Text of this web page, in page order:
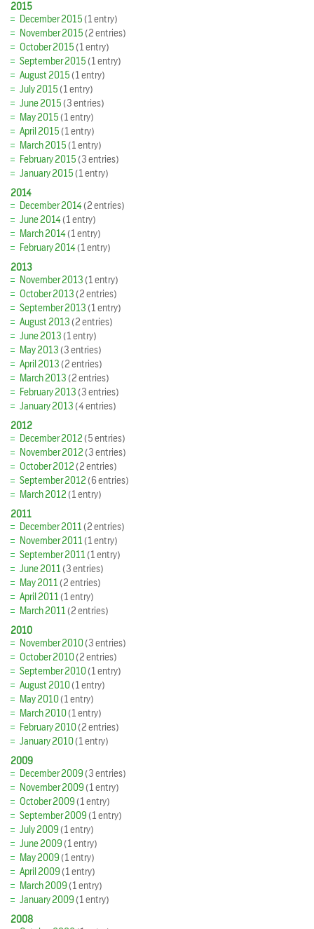
2015
December 2015(1 entry)
November 2015(2 entries)
October 2015(1 entry)
September 2015(1 entry)
August 2015(1 entry)
July 2015(1 entry)
June 2015(3 entries)
May 2015(1 entry)
April 2015(1 entry)
March 2015(1 entry)
February 2015(3 entries)
January 2015(1 entry)
2014
December 2014(2 entries)
June 2014(1 entry)
March 2014(1 entry)
February 2014(1 entry)
2013
November 2013(1 entry)
October 2013(2 entries)
September 2013(1 entry)
August 2013(2 entries)
June 2013(1 entry)
May 2013(3 entries)
April 2013(2 entries)
March 2013(2 entries)
February 2013(3 entries)
January 2013(4 entries)
2012
December 2012(5 entries)
November 2012(3 entries)
October 2012(2 entries)
September 2012(6 entries)
March 2012(1 entry)
2011
December 2011(2 entries)
November 2011(1 entry)
September 2011(1 entry)
June 2011(3 entries)
May 2011(2 entries)
April 2011(1 entry)
March 2011(2 entries)
2010
November 2010(3 entries)
October 2010(2 entries)
September 2010(1 entry)
August 2010(1 entry)
May 2010(1 entry)
March 2010(1 entry)
February 2010(2 entries)
January 2010(1 entry)
2009
December 2009(3 entries)
November 2009(1 entry)
October 2009(1 entry)
September 2009(1 entry)
July 2009(1 entry)
June 2009(1 entry)
May 2009(1 entry)
April 2009(1 entry)
March 2009(1 entry)
January 2009(1 entry)
2008